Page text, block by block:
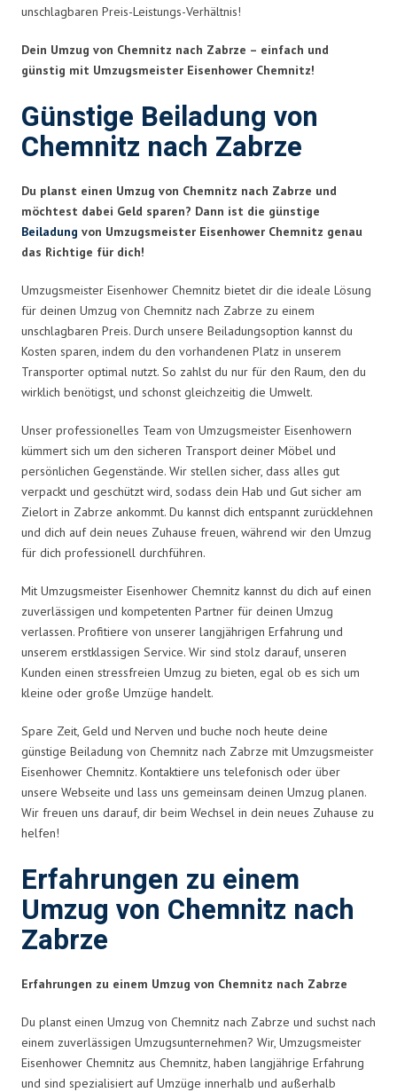
unschlagbaren Preis-Leistungs-Verhältnis!
Dein Umzug von Chemnitz nach Zabrze – einfach und
günstig mit Umzugsmeister Eisenhower Chemnitz!
Günstige Beiladung von
Chemnitz nach Zabrze
Du planst einen Umzug von Chemnitz nach Zabrze und
möchtest dabei Geld sparen? Dann ist die günstige
Beiladung von Umzugsmeister Eisenhower Chemnitz genau
das Richtige für dich!
Umzugsmeister Eisenhower Chemnitz bietet dir die ideale Lösung
für deinen Umzug von Chemnitz nach Zabrze zu einem
unschlagbaren Preis. Durch unsere Beiladungsoption kannst du
Kosten sparen, indem du den vorhandenen Platz in unserem
Transporter optimal nutzt. So zahlst du nur für den Raum, den du
wirklich benötigst, und schonst gleichzeitig die Umwelt.
Unser professionelles Team von Umzugsmeister Eisenhowern
kümmert sich um den sicheren Transport deiner Möbel und
persönlichen Gegenstände. Wir stellen sicher, dass alles gut
verpackt und geschützt wird, sodass dein Hab und Gut sicher am
Zielort in Zabrze ankommt. Du kannst dich entspannt zurücklehnen
und dich auf dein neues Zuhause freuen, während wir den Umzug
für dich professionell durchführen.
Mit Umzugsmeister Eisenhower Chemnitz kannst du dich auf einen
zuverlässigen und kompetenten Partner für deinen Umzug
verlassen. Profitiere von unserer langjährigen Erfahrung und
unserem erstklassigen Service. Wir sind stolz darauf, unseren
Kunden einen stressfreien Umzug zu bieten, egal ob es sich um
kleine oder große Umzüge handelt.
Spare Zeit, Geld und Nerven und buche noch heute deine
günstige Beiladung von Chemnitz nach Zabrze mit Umzugsmeister
Eisenhower Chemnitz. Kontaktiere uns telefonisch oder über
unsere Webseite und lass uns gemeinsam deinen Umzug planen.
Wir freuen uns darauf, dir beim Wechsel in dein neues Zuhause zu
helfen!
Erfahrungen zu einem
Umzug von Chemnitz nach
Zabrze
Erfahrungen zu einem Umzug von Chemnitz nach Zabrze
Du planst einen Umzug von Chemnitz nach Zabrze und suchst nach
einem zuverlässigen Umzugsunternehmen? Wir, Umzugsmeister
Eisenhower Chemnitz aus Chemnitz, haben langjährige Erfahrung
und sind spezialisiert auf Umzüge innerhalb und außerhalb